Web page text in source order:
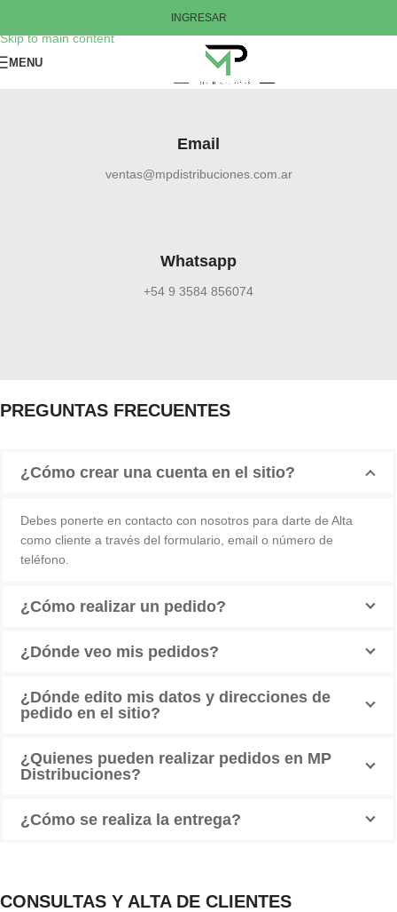
Skip to main content
INGRESAR
MENU
Email
ventas@mpdistribuciones.com.ar
Whatsapp
+54 9 3584 856074
PREGUNTAS FRECUENTES
¿Cómo crear una cuenta en el sitio?
Debes ponerte en contacto con nosotros para darte de Alta
como cliente a través del formulario, email o número de
teléfono.
¿Cómo realizar un pedido?
¿Dónde veo mis pedidos?
¿Dónde edito mis datos y direcciones de
pedido en el sitio?
¿Quienes pueden realizar pedidos en MP
Distribuciones?
¿Cómo se realiza la entrega?
CONSULTAS Y ALTA DE CLIENTES